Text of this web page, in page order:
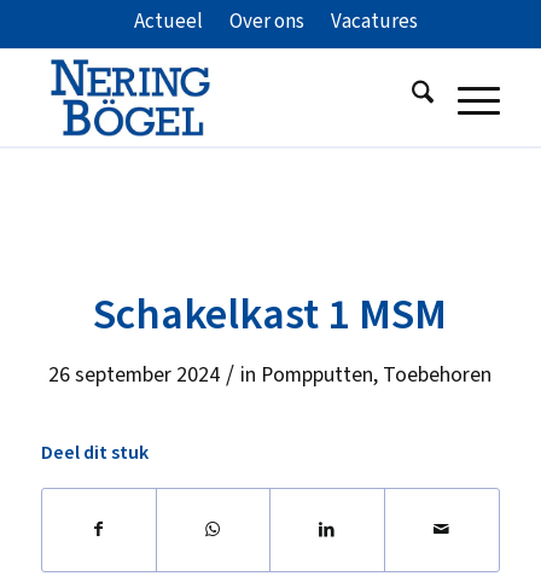
Actueel Over ons Vacatures
Schakelkast 1 MSM
26 september 2024 / in Pompputten, Toebehoren
Deel dit stuk